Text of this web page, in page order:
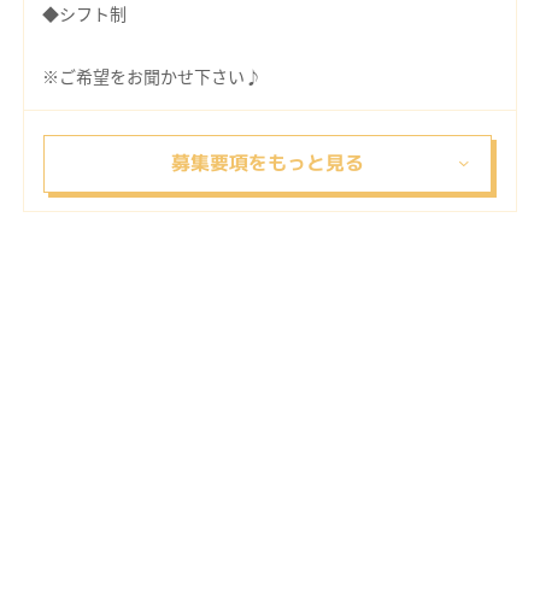
◆シフト制
※ご希望をお聞かせ下さい♪